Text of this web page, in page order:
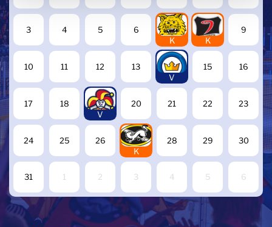
3 4 5 6
7
K
8
K
9
10 11 12 13
14
V
15 16
17 18
19
V
20 21 22 23
24 25 26
27
K
28 29 30
31 1 2 3 4 5 6